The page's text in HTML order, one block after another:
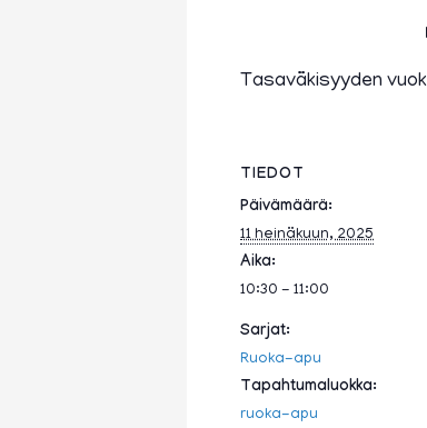
Tasaväkisyyden
TIEDOT
Päivämäärä:
11 heinäkuun, 2025
Aika:
10:30 - 11:00
Sarjat:
Ruoka-apu
Tapahtumaluokka:
ruoka-apu